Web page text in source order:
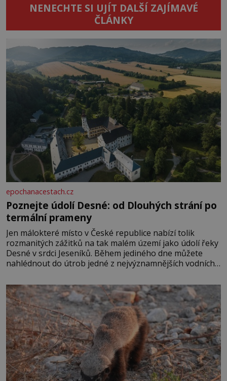
NENECHTE SI UJÍT DALŠÍ ZAJÍMAVÉ
ČLÁNKY
epochanacestach.cz
Poznejte údolí Desné: od Dlouhých strání po
termální prameny
Jen málokteré místo v České republice nabízí tolik
rozmanitých zážitků na tak malém území jako údolí řeky
Desné v srdci Jeseníků. Během jediného dne můžete
nahlédnout do útrob jedné z nejvýznamnějších vodních
se na koloběžce a den zakončit poznáváním památek ve
Velkých Losinách nebo v termálním